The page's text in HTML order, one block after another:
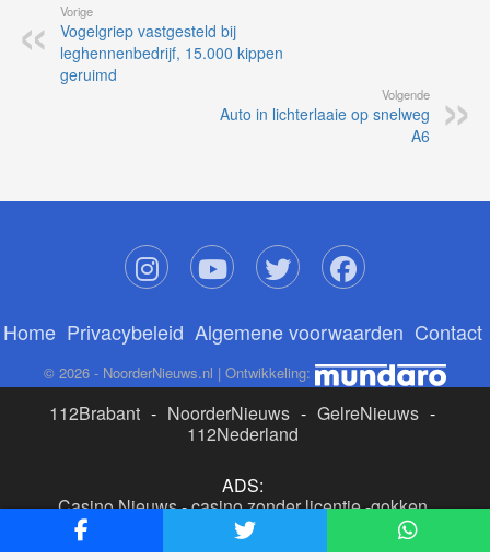
Vorige
Vogelgriep vastgesteld bij
leghennenbedrijf, 15.000 kippen
geruimd
Volgende
Auto in lichterlaaie op snelweg
A6
Home Privacybeleid Algemene voorwaarden Contact
© 2026 - NoorderNieuws.nl | Ontwikkeling:
112Brabant - NoorderNieuws - GelreNieuws -
112Nederland
ADS:
Casino Nieuws-casino zonder licentie-gokken
buitenlandse site
beste online casino nederland